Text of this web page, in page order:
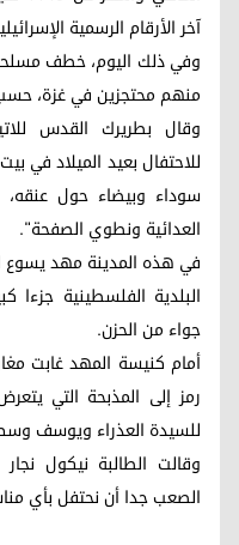
آخر الأرقام الرسمية
منهم محتجزين في غزة،
وقال بطريرك القدس
للاحتفال بعيد الميلاد في
سوداء وبيضاء حول
العدائية ونطوي الصفحة".
في هذه المدينة مهد يسوع
البلدية الفلسطينية جزءا
جواء من الحزن.
أمام كنيسة المهد غابت
رمز إلى المذبحة التي
للسيدة العذراء ويوسف
الصعب جدا أن نحتفل بأي